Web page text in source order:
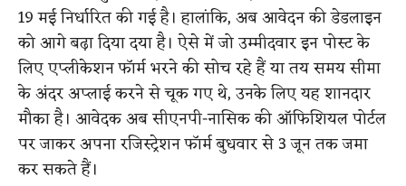
19 मई निर्धारित की गई है। हालांकि, अब आवेदन की डेडलाइन
को आगे बढ़ा दिया दया है। ऐसे में जो उम्मीदवार इन पोस्ट के
लिए एप्लीकेशन फॉर्म भरने की सोच रहे हैं या तय समय सीमा
के अंदर अप्लाई करने से चूक गए थे, उनके लिए यह शानदार
मौका है। आवेदक अब सीएनपी-नासिक की ऑफिशियल पोर्टल
पर जाकर अपना रजिस्ट्रेशन फॉर्म बुधवार से 3 जून तक जमा
कर सकते हैं।